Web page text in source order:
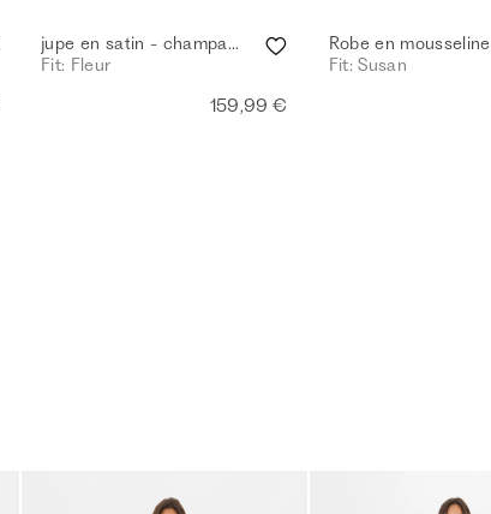
jupe en satin - champagne
Fit: Fleur
159,99 €
Fit: Susan